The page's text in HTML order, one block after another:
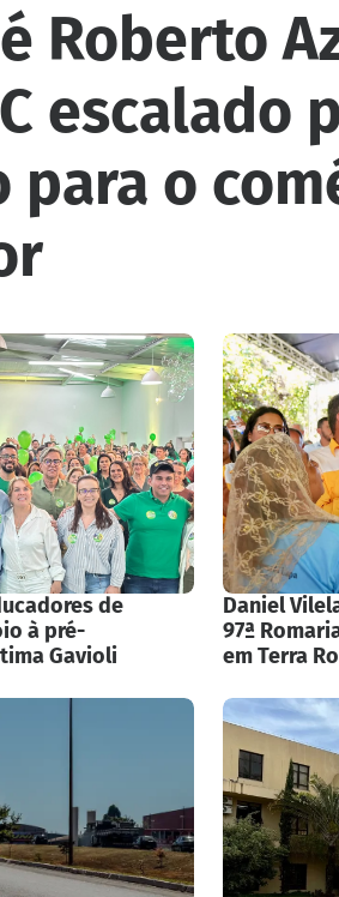
Roberto
escalado
para o
de
à pré-
Gavioli
Daniel
97ª
em Terra